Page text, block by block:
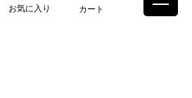
お気に入り カート